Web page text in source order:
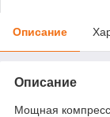
Описание
Описание
Мощная